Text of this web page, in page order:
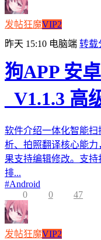
发帖狂魔VIP2
昨天 15:10 电脑端 转载
狗APP 安
_V1.1.3 高
软件介绍一体化智能
析、拍照翻译核心能
果支持编辑修改。支
排...
#Android
0
0 47
发帖狂魔VIP2